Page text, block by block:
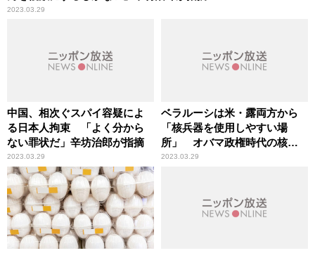
2023.03.29
中国、相次ぐスパイ容疑によ
る日本人拘束 「よく分から
ない罪状だ」辛坊治郎が指摘
2023.03.29
ベラルーシは米・露両方から
「核兵器を使用しやすい場
所」 オバマ政権時代の核兵
器使用シミュレーション
2023.03.29